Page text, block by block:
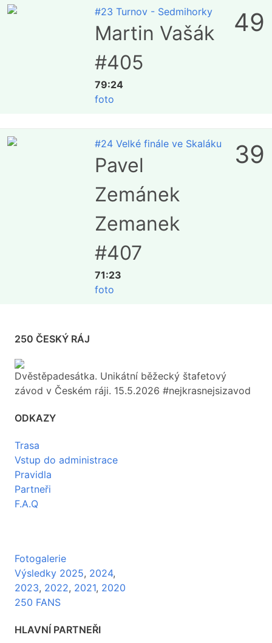
#23 Turnov - Sedmihorky
Martin Vašák
#405
79:24
foto
49
#24 Velké finále ve Skaláku
Pavel
Zemánek
Zemanek
#407
71:23
foto
39
250 ČESKÝ RÁJ
Dvěstěpadesátka. Unikátní běžecký štafetový
závod v Českém ráji. 15.5.2026 #nejkrasnejsizavod
ODKAZY
Trasa
Vstup do administrace
Pravidla
Partneři
F.A.Q
Fotogalerie
Výsledky 2025, 2024,
2023, 2022, 2021, 2020
250 FANS
HLAVNÍ PARTNEŘI